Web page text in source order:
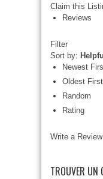
Claim this
Reviews
Filter
Sort by:
Newest
Oldest First
Random
Rating
Write a Review
TROUVER UN